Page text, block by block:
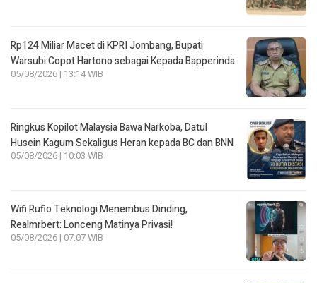
Rp124 Miliar Macet di KPRI Jombang, Bupati
Warsubi Copot Hartono sebagai Kepada Bapperinda
05/08/2026 | 13:14 WIB
Ringkus Kopilot Malaysia Bawa Narkoba, Datul
Husein Kagum Sekaligus Heran kepada BC dan BNN
05/08/2026 | 10:03 WIB
Wifi Rufio Teknologi Menembus Dinding,
Realmrbert: Lonceng Matinya Privasi!
05/08/2026 | 07:07 WIB